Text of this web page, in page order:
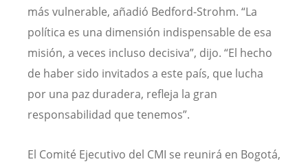
más vulnerable, añadió Bedford-Strohm. “La
política es una dimensión indispensable de esa
misión, a veces incluso decisiva”, dijo. “El hecho
de haber sido invitados a este país, que lucha
por una paz duradera, refleja la gran
responsabilidad que tenemos”.
El Comité Ejecutivo del CMI se reunirá en Bogotá,